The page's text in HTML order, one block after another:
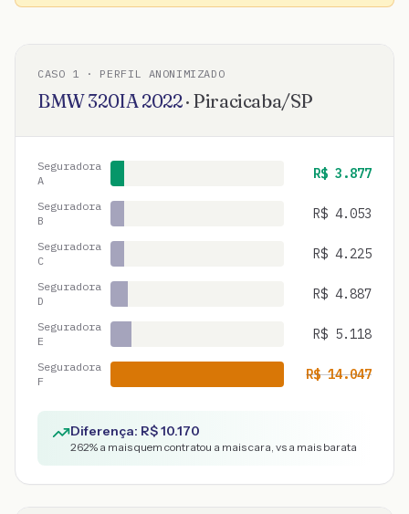
CASO 1 · PERFIL ANONIMIZADO
BMW320IA2022· Piracicaba/SP
Seguradora
A
R$ 3.877
Seguradora
B
R$ 4.053
Seguradora
C
R$ 4.225
Seguradora
D
R$ 4.887
Seguradora
E
R$ 5.118
Seguradora
F
R$14.047
Diferença: R$10.170
262% a mais quem contratou a mais cara, vs a mais barata